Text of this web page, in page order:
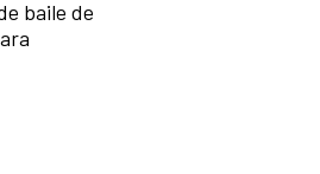
baile de